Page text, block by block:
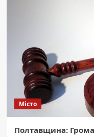
Місто
Полтавщина: